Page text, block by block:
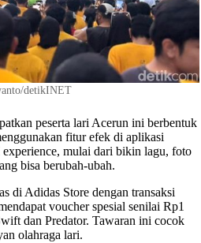
detikINET
peserta lari Acerun ini berbentuk
fitur efek di aplikasi
mulai dari bikin lagu, foto
bisa berubah-ubah.
di Adidas Store dengan transaksi
voucher spesial senilai Rp1
dan Predator. Tawaran ini cocok
olahraga lari.